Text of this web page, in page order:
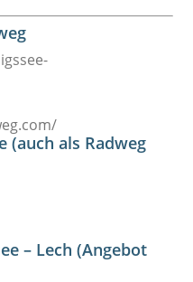
(auch als Radweg
– Lech (Angebot